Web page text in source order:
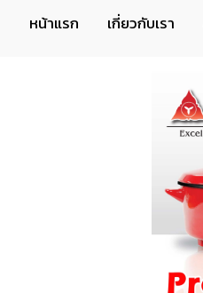
หน้าแรก เกี่ยวกับเรา